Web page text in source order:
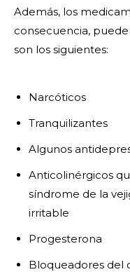
Además, los
consecuencia,
son los siguientes:
Narcóticos
Tranquilizantes
Algunos
Anticolinérgicos
síndrome de la
irritable
Progesterona
Bloqueadores del